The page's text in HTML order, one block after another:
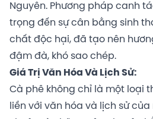
Nguyên. Phương pháp canh
trọng đến sự cân bằng sinh
chất độc hại, đã tạo nên
đậm đà, khó sao chép.
Giá Trị Văn Hóa Và Lịch Sử:
Cà phê không chỉ là một loại
liền với văn hóa và lịch sử